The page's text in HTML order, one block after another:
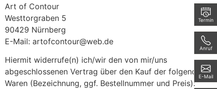
Art of Contour
Westtorgraben 5
90429 Nürnberg
E-Mail: artofcontour@web.de
Hiermit widerrufe(n) ich/wir den von mir/uns
abgeschlossenen Vertrag über den Kauf der folgenden
Waren (Bezeichnung, ggf. Bestellnummer und Preis):
Termin
Anruf
E-Mail